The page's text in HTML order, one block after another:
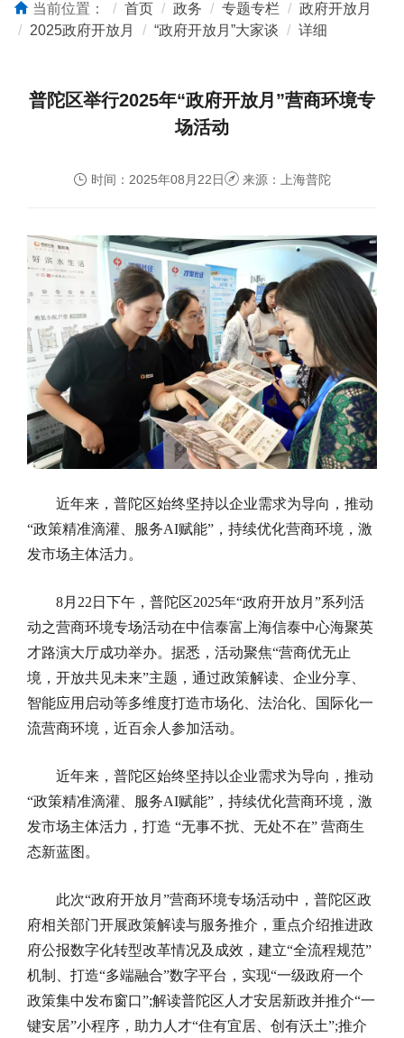
当前位置： 首页 政务 专题专栏
政府开放月
2025政府开放月
“政府开放月”大家谈 详细
普陀区举行2025年“政府开放月”营商环境专
场活动
时间：2025年08月22日 来源：上海普陀
近年来，普陀区始终坚持以企业需求为导向，推动
“政策精准滴灌、服务AI赋能”，持续优化营商环境，激
发市场主体活力。
8月22日下午，普陀区2025年“政府开放月”系列活
动之营商环境专场活动在中信泰富上海信泰中心海聚英
才路演大厅成功举办。据悉，活动聚焦“营商优无止
境，开放共见未来”主题，通过政策解读、企业分享、
智能应用启动等多维度打造市场化、法治化、国际化一
流营商环境，近百余人参加活动。
近年来，普陀区始终坚持以企业需求为导向，推动
“政策精准滴灌、服务AI赋能”，持续优化营商环境，激
发市场主体活力，打造 “无事不扰、无处不在” 营商生
态新蓝图。
此次“政府开放月”营商环境专场活动中，普陀区政
府相关部门开展政策解读与服务推介，重点介绍推进政
府公报数字化转型改革情况及成效，建立“全流程规范”
机制、打造“多端融合”数字平台，实现“一级政府一个
政策集中发布窗口”;解读普陀区人才安居新政并推介“一
键安居”小程序，助力人才“住有宜居、创有沃土”;推介